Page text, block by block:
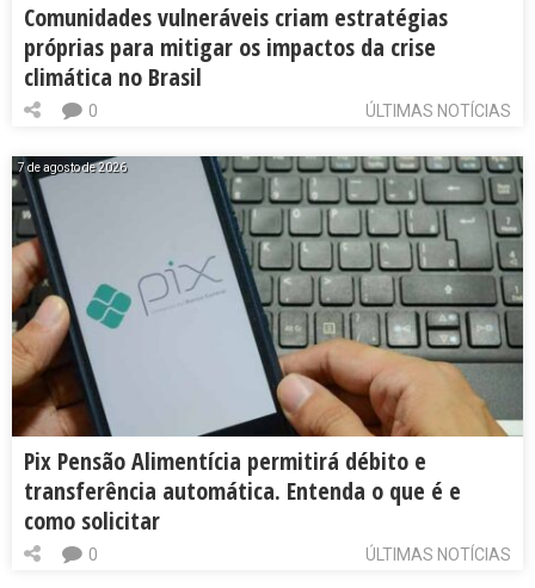
Comunidades vulneráveis criam estratégias
próprias para mitigar os impactos da crise
climática no Brasil
ÚLTIMAS NOTÍCIAS
0
7 de agosto de 2026
Pix Pensão Alimentícia permitirá débito e
transferência automática. Entenda o que é e
como solicitar
ÚLTIMAS NOTÍCIAS
0